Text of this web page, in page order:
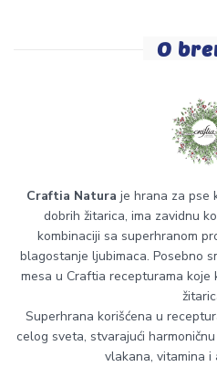
O
Craftia Natura je hrana za pse
dobrih žitarica, ima zavidnu
kombinaciji sa superhranom
blagostanje ljubimaca. Posebno
mesa u Craftia recepturama
Superhrana korišćena u
celog sveta, stvarajući
vlakana, vitamina i